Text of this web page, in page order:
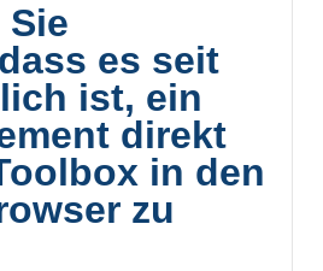
es seit
ist, ein
direkt
in den
zu